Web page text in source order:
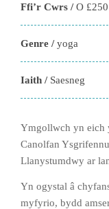
Ffi’r Cwrs /O
Genre /yoga
Iaith / Saesneg
Ymgollwch yn eich
Canolfan
Llanystumdwy ar
Yn ogystal â
myfyrio, bydd